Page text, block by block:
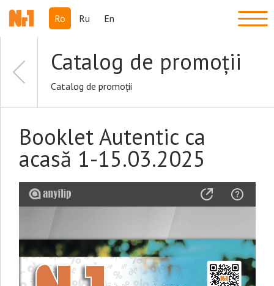
Ro Ru En
Catalog de promoții
Catalog de promoții
Booklet Autentic ca
acasă 1-15.03.2025